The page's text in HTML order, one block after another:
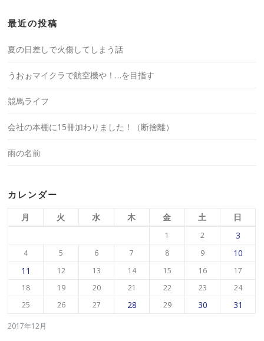
最近の投稿
夏の日差しで火傷してしまう話
うおぉマイクラで航空機や！…を目指す
競馬ライフ
会社の本棚に15冊加わりました！（断捨離）
雨の名前
カレンダー
2017年12月
月 火 水 木 金 土 日
1 2 3
4 5 6 7 8 9
10
11
12 13 14 15 16
17
18
19 20 21 22 23
24
25
26 27 28 29 30 31